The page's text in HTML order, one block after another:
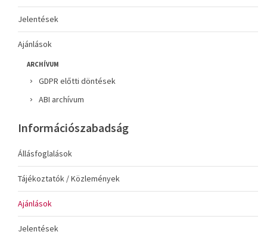
Jelentések
Ajánlások
ARCHÍVUM
GDPR előtti döntések
ABI archívum
Információszabadság
Állásfoglalások
Tájékoztatók / Közlemények
Ajánlások
Jelentések